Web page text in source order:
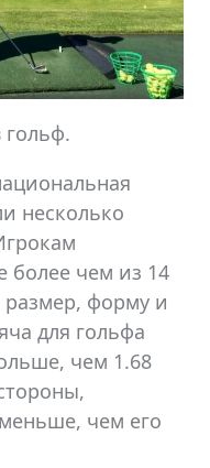
несколько
более чем из 14
форму и
для гольфа
чем 1.68
чем его